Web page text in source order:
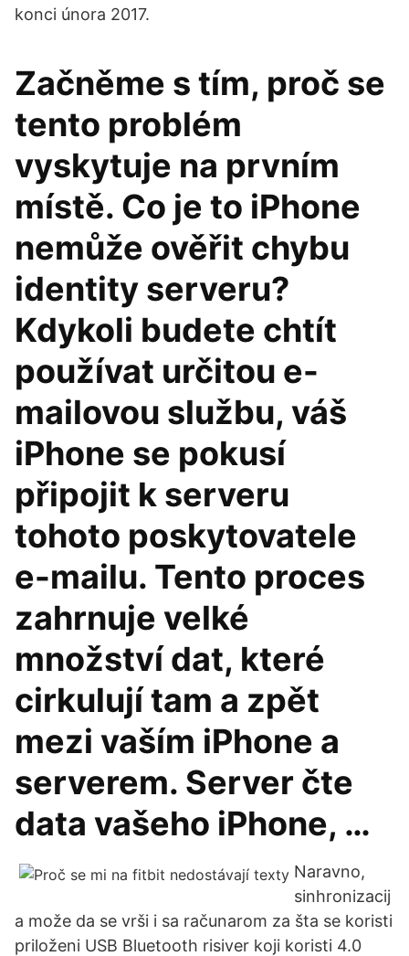
konci února 2017.
Začněme s tím, proč se
tento problém
vyskytuje na prvním
místě. Co je to iPhone
nemůže ověřit chybu
identity serveru?
Kdykoli budete chtít
používat určitou e-
mailovou službu, váš
iPhone se pokusí
připojit k serveru
tohoto poskytovatele
e-mailu. Tento proces
zahrnuje velké
množství dat, které
cirkulují tam a zpět
mezi vaším iPhone a
serverem. Server čte
data vašeho iPhone, …
Naravno,
sinhronizacij
a može da se vrši i sa računarom za šta se koristi
priloženi USB Bluetooth risiver koji koristi 4.0